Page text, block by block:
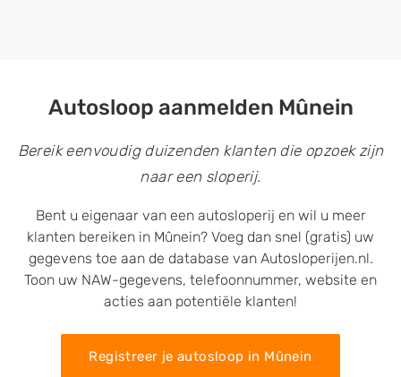
Autosloop aanmelden Mûnein
Bereik eenvoudig duizenden klanten die opzoek zijn
naar een sloperij.
Bent u eigenaar van een autosloperij en wil u meer
klanten bereiken in Mûnein? Voeg dan snel (gratis) uw
gegevens toe aan de database van Autosloperijen.nl.
Toon uw NAW-gegevens, telefoonnummer, website en
acties aan potentiële klanten!
Registreer je autosloop in Mûnein